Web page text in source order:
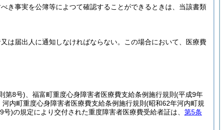
き事実を公簿等によつて確認することができるときは、当該書類
は届出人に通知しなければならない。
この場合において、医療費
第8号) 、福富町重度心身障害者医療費支給条例施行規則 (平成9年
、河内町重度心身障害者医療費支給条例施行規則 (昭和62年河内町規
号)の規定により交付された重度障害者医療費受給者証は、 第5条